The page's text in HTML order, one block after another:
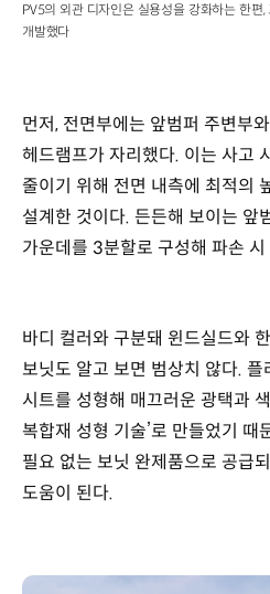
PV5의 외관 디자인은 실용성을 강화하는 한
개발했다
먼저, 전면부에는 앞범퍼 주변부
헤드램프가 자리했다. 이는 사고
줄이기 위해 전면 내측에 최적의
설계한 것이다. 든든해 보이는 앞
가운데를 3분할로 구성해 파손
바디 컬러와 구분돼 윈드실드와
보닛도 알고 보면 범상치 않다. 플
시트를 성형해 매끄러운 광택과
복합재 성형 기술’로 만들었기 때
필요 없는 보닛 완제품으로 공급
도움이 된다.